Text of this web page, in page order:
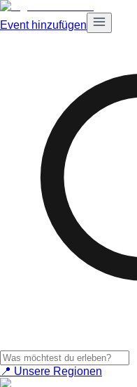
Event hinzufügen
📍 Unsere Regionen